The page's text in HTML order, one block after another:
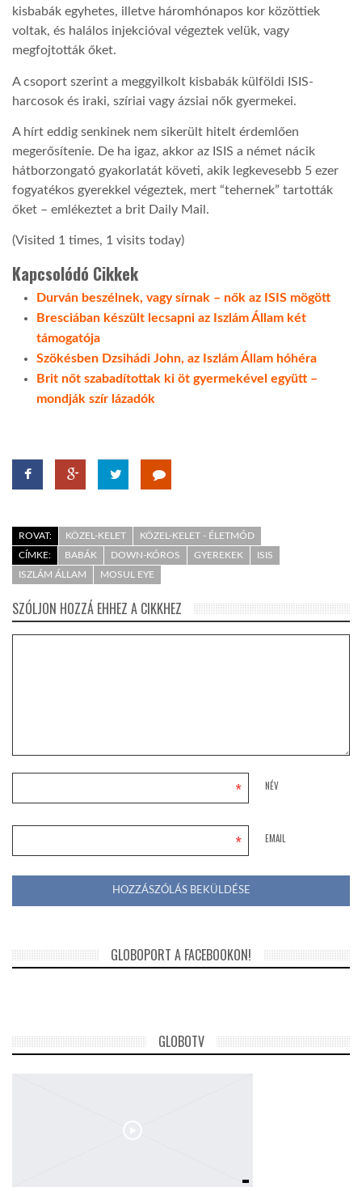
GLOBOZSARU
DOBRAVERO.HU
LATIMO.HU
GLOBOBOOK
kisbabák egyhetes, illetve háromhónapos kor közöttiek
voltak, és halálos injekcióval végeztek velük, vagy
megfojtották őket.
A csoport szerint a meggyilkolt kisbabák külföldi ISIS-
harcosok és iraki, szíriai vagy ázsiai nők gyermekei.
A hírt eddig senkinek nem sikerült hitelt érdemlően
megerősítenie. De ha igaz, akkor az ISIS a német nácik
hátborzongató gyakorlatát követi, akik legkevesebb 5 ezer
fogyatékos gyerekkel végeztek, mert “tehernek” tartották
őket – emlékeztet a brit Daily Mail.
(Visited 1 times, 1 visits today)
Kapcsolódó Cikkek
Durván beszélnek, vagy sírnak – nők az ISIS mögött
Bresciában készült lecsapni az Iszlám Állam két
támogatója
Szökésben Dzsihádi John, az Iszlám Állam hóhéra
Brit nőt szabadítottak ki öt gyermekével együtt –
mondják szír lázadók
ROVAT: KÖZEL-KELET
KÖZEL-KELET - ÉLETMÓD
CÍMKE:
BABÁK DOWN-KÓROS GYEREKEK
ISIS
ISZLÁM ÁLLAM
MOSUL EYE
SZÓLJON HOZZÁ EHHEZ A CIKKHEZ
NÉV
*
EMAIL
*
GLOBOPORT A FACEBOOKON!
GLOBOTV